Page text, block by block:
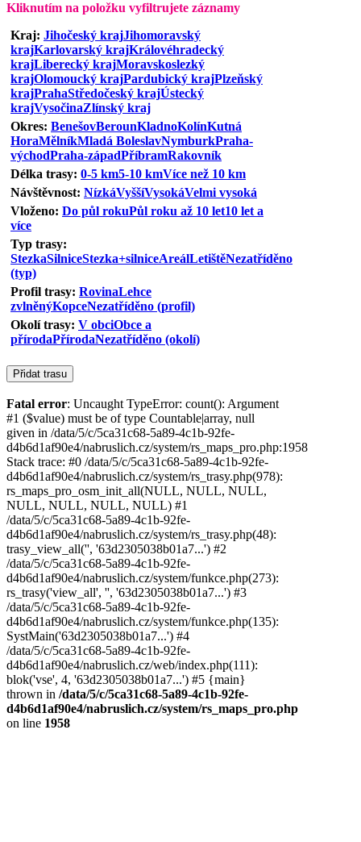
Kliknutím na položku vyfiltrujete záznamy
Kraj: Jihočeský krajJihomoravský
krajKarlovarský krajKrálovéhradecký
krajLiberecký krajMoravskoslezký
krajOlomoucký krajPardubický krajPlzeňský
krajPrahaStředočeský krajÚstecký
krajVysočinaZlínský kraj
Okres: BenešovBerounKladnoKolínKutná
HoraMělníkMladá BoleslavNymburkPraha-
východPraha-západPříbramRakovník
Délka trasy: 0-5 km5-10 kmVíce než 10 km
Návštěvnost: NízkáVyššíVysokáVelmi vysoká
Vloženo: Do půl rokuPůl roku až 10 let10 let a
více
Typ trasy:
StezkaSilniceStezka+silniceAreálLetištěNezatříděno
(typ)
Profil trasy: RovinaLehce
zvlněnýKopceNezatříděno (profil)
Okolí trasy: V obciObce a
přírodaPřírodaNezatříděno (okolí)
Fatal error: Uncaught TypeError: count(): Argument
#1 ($value) must be of type Countable|array, null
given in /data/5/c/5ca31c68-5a89-4c1b-92fe-
d4b6d1af90e4/nabruslich.cz/system/rs_maps_pro.php:1958
Stack trace: #0 /data/5/c/5ca31c68-5a89-4c1b-92fe-
d4b6d1af90e4/nabruslich.cz/system/rs_trasy.php(978):
rs_maps_pro_osm_init_all(NULL, NULL, NULL,
NULL, NULL, NULL, NULL) #1
/data/5/c/5ca31c68-5a89-4c1b-92fe-
d4b6d1af90e4/nabruslich.cz/system/rs_trasy.php(48):
trasy_view_all('', '63d2305038b01a7...') #2
/data/5/c/5ca31c68-5a89-4c1b-92fe-
d4b6d1af90e4/nabruslich.cz/system/funkce.php(273):
rs_trasy('view_all', '', '63d2305038b01a7...') #3
/data/5/c/5ca31c68-5a89-4c1b-92fe-
d4b6d1af90e4/nabruslich.cz/system/funkce.php(135):
SystMain('63d2305038b01a7...') #4
/data/5/c/5ca31c68-5a89-4c1b-92fe-
d4b6d1af90e4/nabruslich.cz/web/index.php(111):
blok('vse', 4, '63d2305038b01a7...') #5 {main}
thrown in /data/5/c/5ca31c68-5a89-4c1b-92fe-
d4b6d1af90e4/nabruslich.cz/system/rs_maps_pro.php
on line 1958